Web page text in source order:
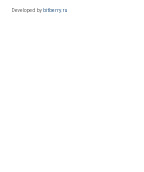
Developed by bitberry.ru